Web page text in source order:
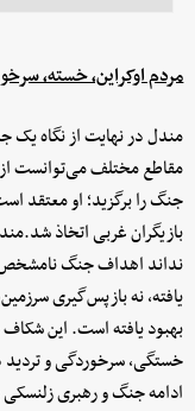
مردم اوکراین، خسته،
مندل در نهایت از نگاه
مقاطع مختلف می‌توانست
جنگ را برگزید؛ او معتقد
بازیگران غربی اتخاذ
نداند اهداف جنگ نامشخص
یافته، نه بازپس‌گیری
بهبود یافته است. این
خستگی، سرخوردگی و تردید
ادامه جنگ و رهبری